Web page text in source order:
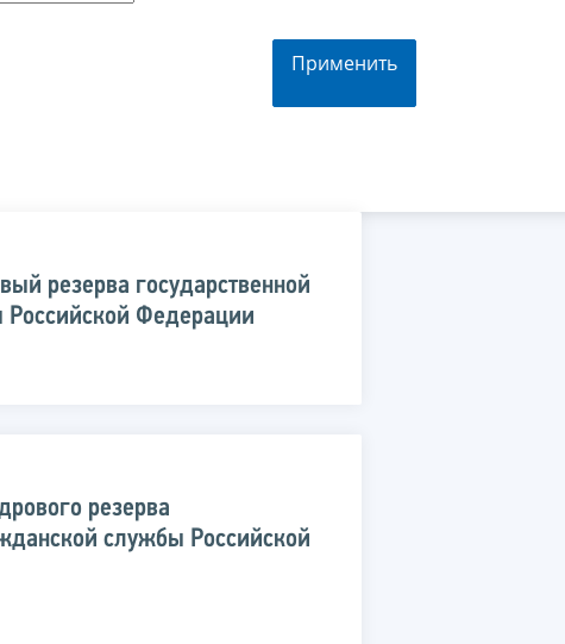
Применить
резерва государственной
Федерации
резерва
службы Российской